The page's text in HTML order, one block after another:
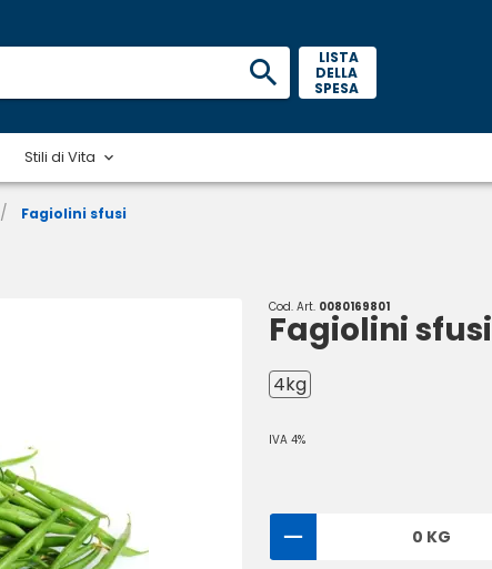
LISTA
DELLA
SPESA
Stili di Vita
/ Fagiolini sfusi
Cod. Art. 0080169801
Fagiolini sfusi
4kg
IVA 4%
0 KG